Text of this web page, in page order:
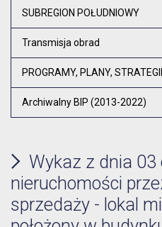
SUBREGION POŁUDNIOWY
Transmisja obrad
PROGRAMY, PLANY,
Archiwalny BIP (2013-2022)
Wykaz z dnia 03
nieruchomości
sprzedaży - lokal